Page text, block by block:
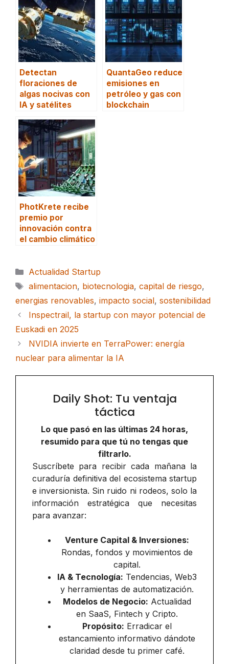
Detectan
floraciones de
algas nocivas con
IA y satélites
QuantaGeo reduce
emisiones en
petróleo y gas con
blockchain
PhotKrete recibe
premio por
innovación contra
el cambio climático
Categorías
Actualidad Startup
Etiquetas
alimentacion, biotecnologia, capital de riesgo,
energias renovables, impacto social, sostenibilidad
Inspectrail, la startup con mayor potencial de
Euskadi en 2025
NVIDIA invierte en TerraPower: energía
nuclear para alimentar la IA
Daily Shot: Tu ventaja
táctica
Lo que pasó en las últimas 24 horas,
resumido para que tú no tengas que
filtrarlo.
Suscríbete para recibir cada mañana la
curaduría definitiva del ecosistema startup
e inversionista. Sin ruido ni rodeos, solo la
información estratégica que necesitas
para avanzar:
Venture Capital & Inversiones:
Rondas, fondos y movimientos de
capital.
IA & Tecnología: Tendencias, Web3
y herramientas de automatización.
Modelos de Negocio: Actualidad
en SaaS, Fintech y Cripto.
Propósito: Erradicar el
estancamiento informativo dándote
claridad desde tu primer café.